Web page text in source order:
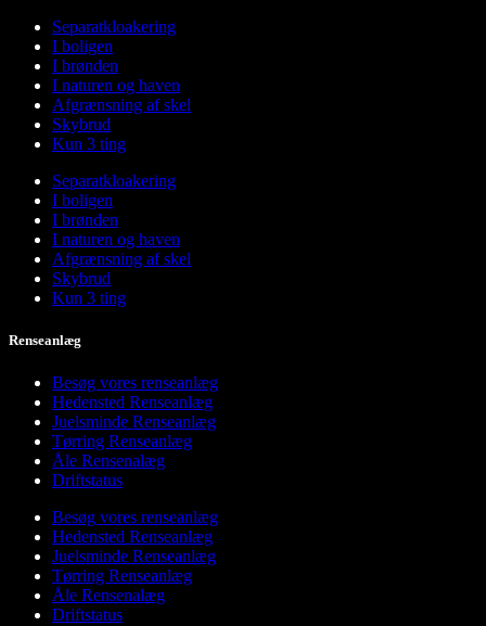
Separatkloakering
I boligen
I brønden
I naturen og haven
Afgrænsning af skel
Skybrud
Kun 3 ting
Separatkloakering
I boligen
I brønden
I naturen og haven
Afgrænsning af skel
Skybrud
Kun 3 ting
Renseanlæg
Besøg vores renseanlæg
Hedensted Renseanlæg
Juelsminde Renseanlæg
Tørring Renseanlæg
Åle Rensenalæg
Driftstatus
Besøg vores renseanlæg
Hedensted Renseanlæg
Juelsminde Renseanlæg
Tørring Renseanlæg
Åle Rensenalæg
Driftstatus